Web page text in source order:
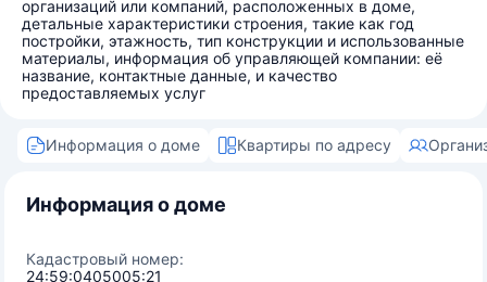
организаций или компаний, расположенных в доме,
детальные характеристики строения, такие как год
постройки, этажность, тип конструкции и использованные
материалы, информация об управляющей компании: её
название, контактные данные, и качество
предоставляемых услуг
Информация о доме Квартиры по адресу
Информация о доме
Кадастровый номер:
24:59:0405005:21